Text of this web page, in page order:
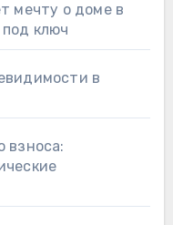
мечту о доме в
ключ
в
взноса: